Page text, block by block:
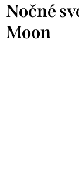
Nočné
Moon